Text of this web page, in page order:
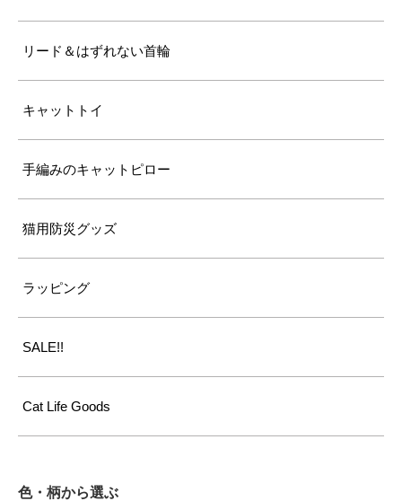
リード＆はずれない首輪
キャットトイ
手編みのキャットピロー
猫用防災グッズ
ラッピング
SALE!!
Cat Life Goods
色・柄から選ぶ